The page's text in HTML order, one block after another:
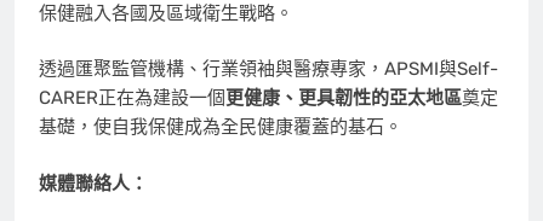
保健融入各國及區域衛生戰略。
透過匯聚監管機構、行業領袖與醫療專家，APSMI與Self-
CARER正在為建設一個 更健康、更具韌性的亞太地區奠定
基礎，使自我保健成為全民健康覆蓋的基石。
媒體聯絡人：